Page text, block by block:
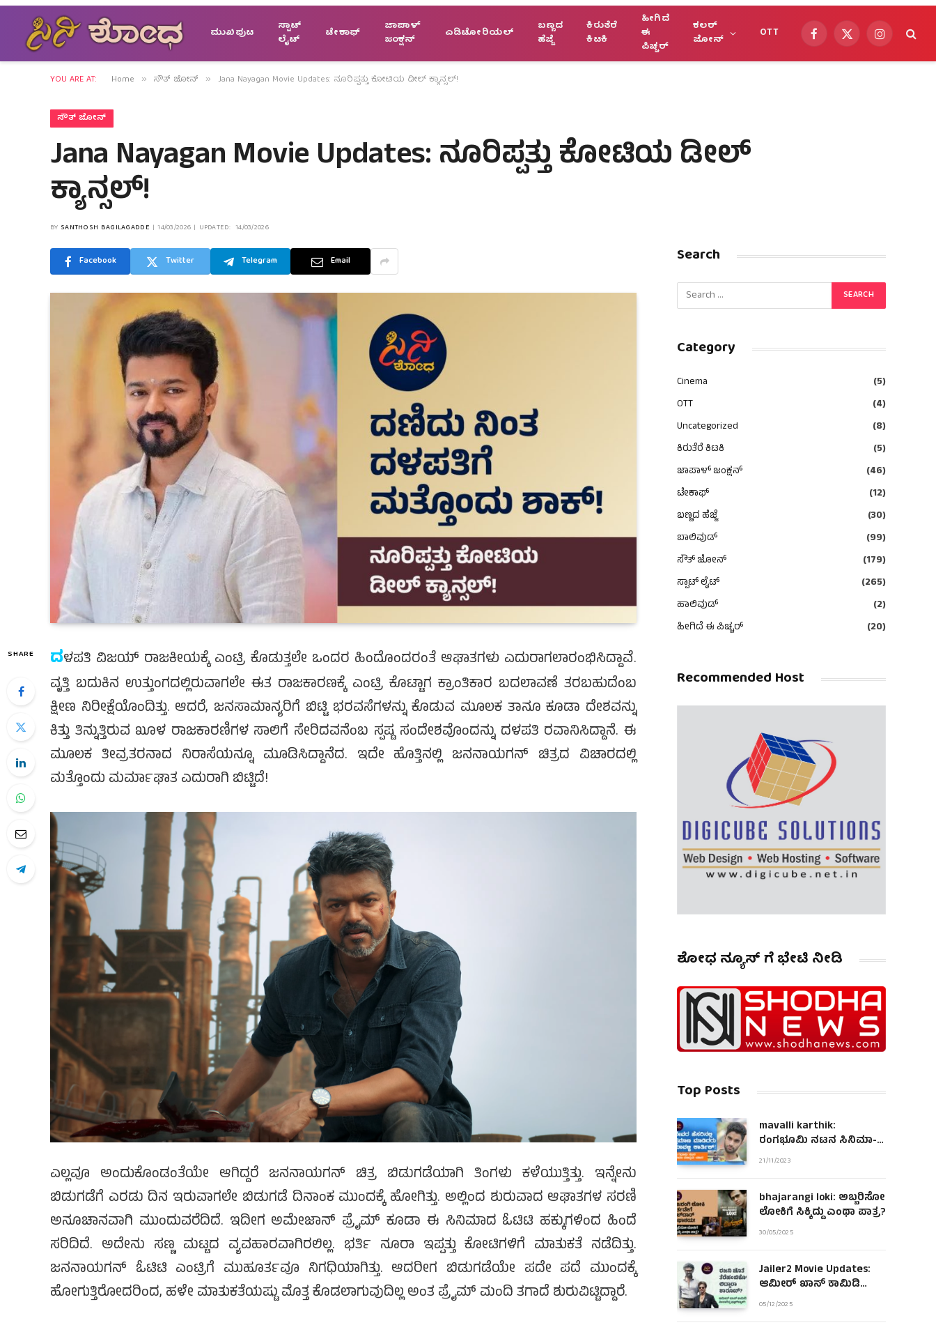
ಮುಖಪುಟ
ಸ್ಪಾಟ್
ಲೈಟ್
ಟೇಕಾಫ್
ಜಾಪಾಳ್
ಜಂಕ್ಷನ್
ಎಡಿಟೋರಿಯಲ್
ಬಣ್ಣದ
ಹೆಜ್ಜೆ
ಕಿರುತೆರೆ
ಕಿಟಕಿ
ಹೀಗಿದೆ
ಈ
ಪಿಚ್ಚರ್
ಕಲರ್
ಜೋನ್
OTT Facebook
X
Instagram
YOU ARE AT: Home » ಸೌತ್ ಜೋನ್ » Jana Nayagan Movie Updates: ನೂರಿಪ್ಪತ್ತು ಕೋಟಿಯ ಡೀಲ್ ಕ್ಯಾನ್ಸಲ್!
ಸೌತ್ ಜೋನ್
Jana Nayagan Movie Updates: ನೂರಿಪ್ಪತ್ತು ಕೋಟಿಯ ಡೀಲ್
ಕ್ಯಾನ್ಸಲ್!
BY SANTHOSH BAGILAGADDE 14/03/2026 UPDATED: 14/03/2026
Facebook Twitter Telegram Email
SHARE ದಳಪತಿ ವಿಜಯ್ ರಾಜಕೀಯಕ್ಕೆ ಎಂಟ್ರಿ ಕೊಡುತ್ತಲೇ ಒಂದರ ಹಿಂದೊಂದರಂತೆ ಆಘಾತಗಳು ಎದುರಾಗಲಾರಂಭಿಸಿದ್ದಾವೆ.
ವೃತ್ತಿ ಬದುಕಿನ ಉತ್ತುಂಗದಲ್ಲಿರುವಾಗಲೇ ಈತ ರಾಜಕಾರಣಕ್ಕೆ ಎಂಟ್ರಿ ಕೊಟ್ಟಾಗ ಕ್ರಾಂತಿಕಾರ ಬದಲಾವಣೆ ತರಬಹುದೆಂಬ
ಕ್ಷೀಣ ನಿರೀಕ್ಷೆಯೊಂದಿತ್ತು. ಆದರೆ, ಜನಸಾಮಾನ್ಯರಿಗೆ ಬಿಟ್ಟಿ ಭರವಸೆಗಳನ್ನು ಕೊಡುವ ಮೂಲಕ ತಾನೂ ಕೂಡಾ ದೇಶವನ್ನು
ಕಿತ್ತು ತಿನ್ನುತ್ತಿರುವ ಖೂಳ ರಾಜಕಾರಣಿಗಳ ಸಾಲಿಗೆ ಸೇರಿದವನೆಂಬ ಸ್ಪಷ್ಟ ಸಂದೇಶವೊಂದನ್ನು ದಳಪತಿ ರವಾನಿಸಿದ್ದಾನೆ. ಈ
ಮೂಲಕ ತೀವ್ರತರನಾದ ನಿರಾಸೆಯನ್ನೂ ಮೂಡಿಸಿದ್ದಾನೆದ. ಇದೇ ಹೊತ್ತಿನಲ್ಲಿ ಜನನಾಯಗನ್ ಚಿತ್ರದ ವಿಚಾರದಲ್ಲಿ
ಮತ್ತೊಂದು ಮರ್ಮಾಘಾತ ಎದುರಾಗಿ ಬಿಟ್ಟಿದೆ!
ಎಲ್ಲವೂ ಅಂದುಕೊಂಡಂತೆಯೇ ಆಗಿದ್ದರೆ ಜನನಾಯಗನ್ ಚಿತ್ರ ಬಿಡುಗಡೆಯಾಗಿ ತಿಂಗಳು ಕಳೆಯುತ್ತಿತ್ತು. ಇನ್ನೇನು
ಬಿಡುಗಡೆಗೆ ಎರಡು ದಿನ ಇರುವಾಗಲೇ ಬಿಡುಗಡೆ ದಿನಾಂಕ ಮುಂದಕ್ಕೆ ಹೋಗಿತ್ತು. ಅಲ್ಲಿಂದ ಶುರುವಾದ ಆಘಾತಗಳ ಸರಣಿ
ಅನೂಚಾನವಾಗಿ ಮುಂದುವರೆದಿದೆ. ಇದೀಗ ಅಮೇಜಾನ್ ಪ್ರೈಮ್ ಕೂಡಾ ಈ ಸಿನಿಮಾದ ಓಟಿಟಿ ಹಕ್ಕುಗಳಿಂದ ಹಿಂದೆ
ಸರಿದಿದೆ. ಅದೇನು ಸಣ್ಣ ಮಟ್ಟದ ವ್ಯವಹಾರವಾಗಿರಲಿಲ್ಲ. ಭರ್ತಿ ನೂರಾ ಇಪ್ಪತ್ತು ಕೋಟಿಗಳಿಗೆ ಮಾತುಕತೆ ನಡೆದಿತ್ತು.
ಜನನಾಯಗನ್ ಓಟಿಟಿ ಎಂಟ್ರಿಗೆ ಮುಹೂರ್ತವೂ ನಿಗಧಿಯಾಗಿತ್ತು. ಆದರೀಗ ಬಿಡುಗಡೆಯೇ ಪದೇ ಪದೆ ಮುಂದಕ್ಕೆ
ಹೋಗುತ್ತಿರೋದರಿಂದ, ಹಳೇ ಮಾತುಕತೆಯಷ್ಟು ಮೊತ್ತ ಕೊಡಲಾಗುವುದಿಲ್ಲ ಅಂತ ಪ್ರೈಮ್ ಮಂದಿ ತಗಾದೆ ಶುರುವಿಟ್ಟಿದ್ದಾರೆ.
Search
Category
Cinema
(5)
OTT
(4)
Uncategorized
(8)
ಕಿರುತೆರೆ ಕಿಟಕಿ
(5)
ಜಾಪಾಳ್ ಜಂಕ್ಷನ್
(46)
ಟೇಕಾಫ್
(12)
ಬಣ್ಣದ ಹೆಜ್ಜೆ
(30)
ಬಾಲಿವುಡ್
(99)
ಸೌತ್ ಜೋನ್
(179)
ಸ್ಪಾಟ್ ಲೈಟ್
(265)
ಹಾಲಿವುಡ್
(2)
ಹೀಗಿದೆ ಈ ಪಿಚ್ಚರ್
(20)
Recommended Host
ಶೋಧ ನ್ಯೂಸ್ ಗೆ ಭೇಟಿ ನೀಡಿ
Top Posts
mavalli karthik:
ರಂಗಭೂಮಿ ನಟನ ಸಿನಿಮಾ-
ಮಾಧ್ಯಮ ಯಾನ!
21/11/2023
bhajarangi loki: ಅಬ್ಬರಿಸೋ
ಲೋಕಿಗೆ ಸಿಕ್ಕಿದ್ದು ಎಂಥಾ ಪಾತ್ರ?
30/05/2025
Jailer2 Movie Updates:
ಆಮೀರ್ ಖಾನ್ ಕಾಮಿಡಿ
ಪೀಸಾಗಿದ್ದ ಫ್ಲಾಶ್‌ಬ್ಯಾಕ್!
05/12/2025